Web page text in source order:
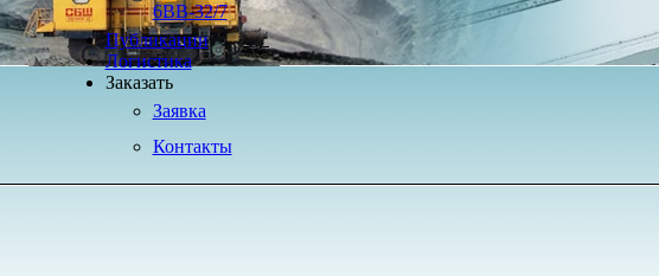
6ВВ-32/7
Публикации
Логистика
Заказать
Заявка
Контакты